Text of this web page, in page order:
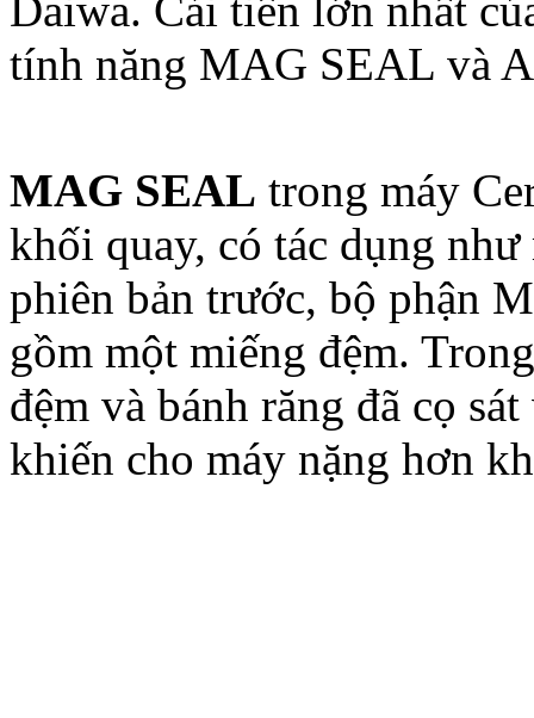
tính năng MAG SEAL và
MAG SEAL trong máy
khối quay, có tác dụng
phiên bản trước, bộ phận
gồm một miếng đệm.
đệm và bánh răng đã cọ
khiến cho máy nặng hơn